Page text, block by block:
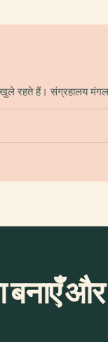
रहते हैं। संग्रहालय
बनाएँ